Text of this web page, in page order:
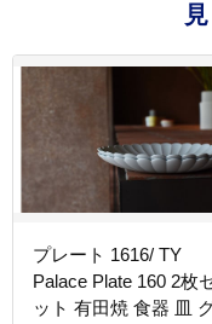
プレート 1616/ TY
Palace Plate 160 2枚
ット 有田焼 食器 皿